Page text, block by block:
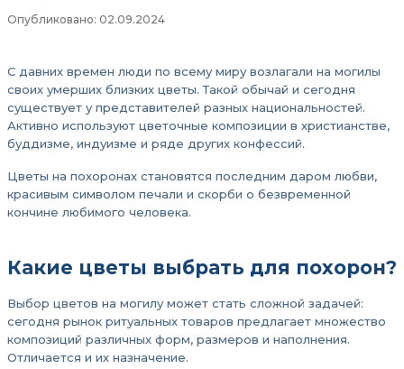
Опубликовано: 02.09.2024
С давних времен люди по всему миру возлагали на могилы
своих умерших близких цветы. Такой обычай и сегодня
существует у представителей разных национальностей.
Активно используют цветочные композиции в христианстве,
буддизме, индуизме и ряде других конфессий.
Цветы на похоронах становятся последним даром любви,
красивым символом печали и скорби о безвременной
кончине любимого человека.
Какие цветы выбрать для похорон?
Выбор цветов на могилу может стать сложной задачей:
сегодня рынок ритуальных товаров предлагает множество
композиций различных форм, размеров и наполнения.
Отличается и их назначение.